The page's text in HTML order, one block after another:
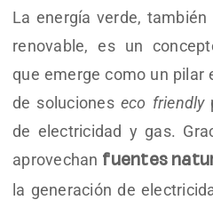
La energía verde,
renovable, es un
que emerge como un pilar
de soluciones eco friendly
de electricidad y gas.
aprovechan fuentes
la generación de